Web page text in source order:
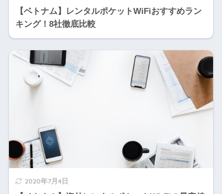
【ベトナム】レンタルポケットWiFiおすすめラン
キング！8社徹底比較
2020年7月4日